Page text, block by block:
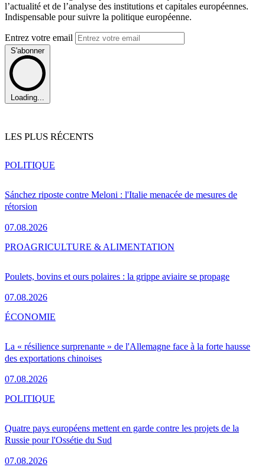
l’actualité et de l’analyse des institutions et capitales européennes.
Indispensable pour suivre la politique européenne.
Entrez votre email
S'abonner
Loading...
LES PLUS RÉCENTS
Sánchez riposte contre Meloni : l'Italie menacée de mesures de
rétorsion
07.08.2026
POLITIQUE
Poulets, bovins et ours polaires : la grippe aviaire se propage
07.08.2026
PROAGRICULTURE & ALIMENTATION
La « résilience surprenante » de l'Allemagne face à la forte hausse
des exportations chinoises
07.08.2026
ÉCONOMIE
Quatre pays européens mettent en garde contre les projets de la
Russie pour l'Ossétie du Sud
07.08.2026
POLITIQUE